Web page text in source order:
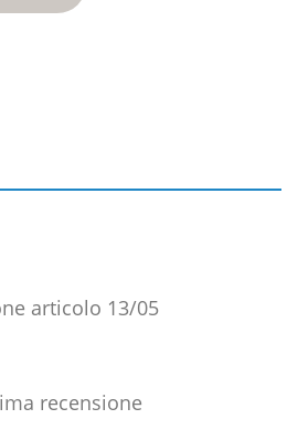
articolo 13/05
recensione